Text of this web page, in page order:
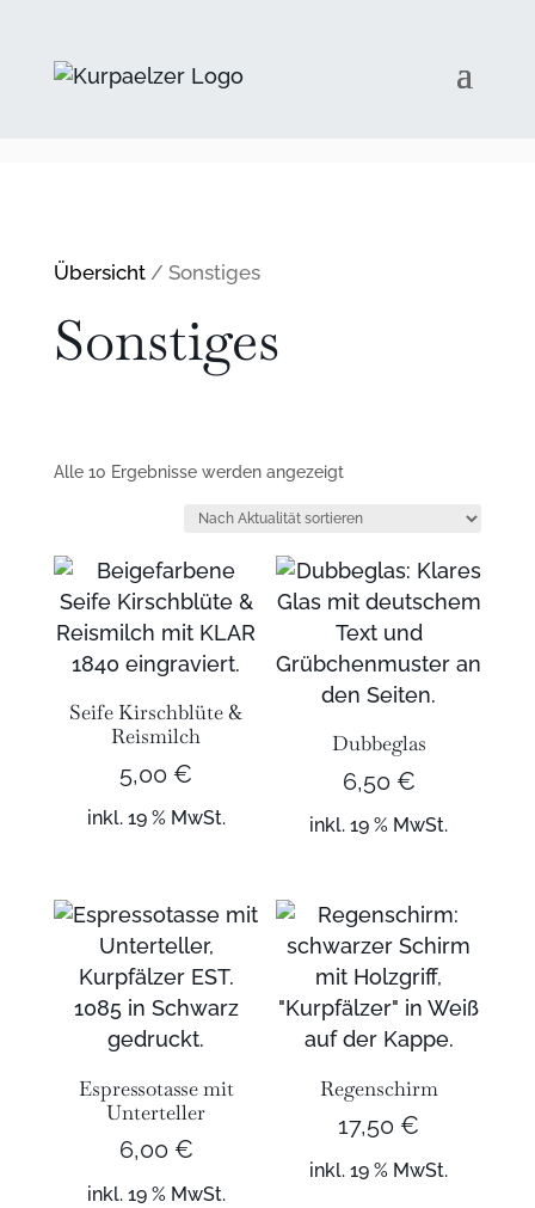
Übersicht/ Sonstiges
Sonstiges
Alle 10 Ergebnisse werden angezeigtNach
Seife Kirschblüte &
Reismilch
5,00€
inkl. 19 % MwSt.
Dubbeglas
6,50 €
inkl. 19 % MwSt.
Espressotasse mit
Unterteller
6,00 €
inkl. 19 % MwSt.
Regenschirm
17,50€
inkl. 19 % MwSt.